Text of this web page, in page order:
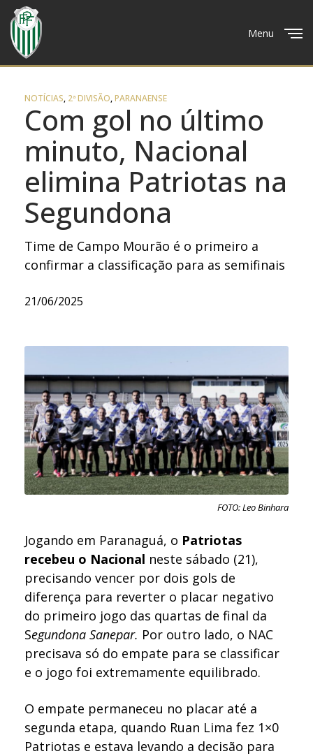
Menu
NOTÍCIAS, 2ª DIVISÃO,PARANAENSE
Com gol no último
minuto, Nacional
elimina Patriotas na
Segundona
Time de Campo Mourão é o primeiro a
confirmar a classificação para as semifinais
21/06/2025
FOTO: Leo Binhara
Jogando em Paranaguá, o Patriotas
recebeu o Nacional neste sábado (21),
precisando vencer por dois gols de
diferença para reverter o placar negativo
do primeiro jogo das quartas de final da
Segundona Sanepar. Por outro lado, o NAC
precisava só do empate para se classificar
e o jogo foi extremamente equilibrado.
O empate permaneceu no placar até a
segunda etapa, quando Ruan Lima fez 1×0
Patriotas e estava levando a decisão para